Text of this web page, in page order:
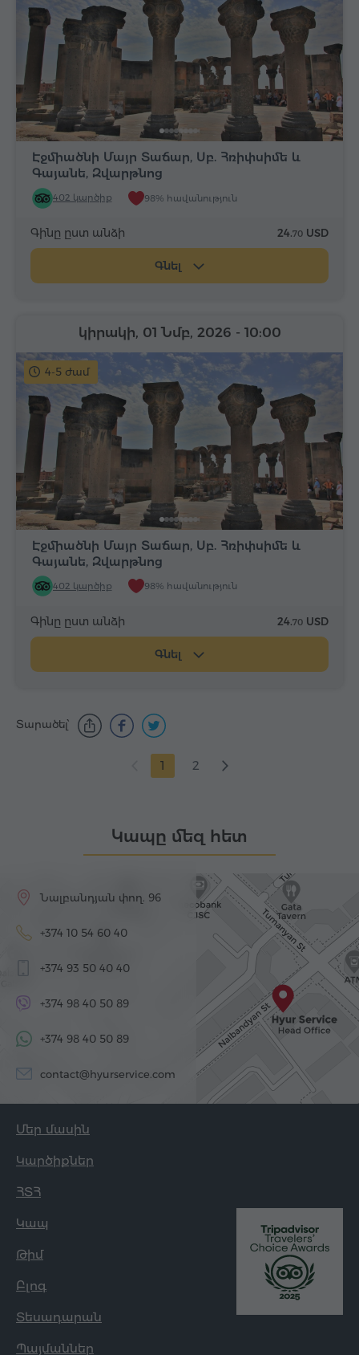
Էջմիածնի Մայր Տաճար, Սբ. Հռիփսիմե և
Գայանե, Զվարթնոց
402 կարծիք 98% հավանություն
Գինը ըստ անձի 24.70 USD
Գնել
4-5 ժամ
Էջմիածնի Մայր Տաճար, Սբ. Հռիփսիմե և
Գայանե, Զվարթնոց
402 կարծիք 98% հավանություն
կիրակի, 01 Նմբ, 2026 - 10:00
Գինը ըստ անձի 24.70 USD
Գնել
Տարածել՝
1 2
Կապը մեզ հետ
Նալբանդյան փող. 96
+374 10 54 60 40
+374 93 50 40 40
+374 98 40 50 89
+374 98 40 50 89
contact@hyurservice.com
Մեր մասին
Կարծիքներ
ՀՏՀ
Կապ
Թիմ
Բլոգ
Տեսադարան
Պայմաններ